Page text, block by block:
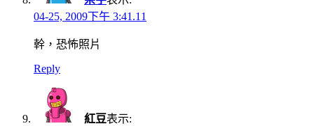
04-25, 2009下午 3:41.11
幹，恐怖照片
Reply
紅豆表示: